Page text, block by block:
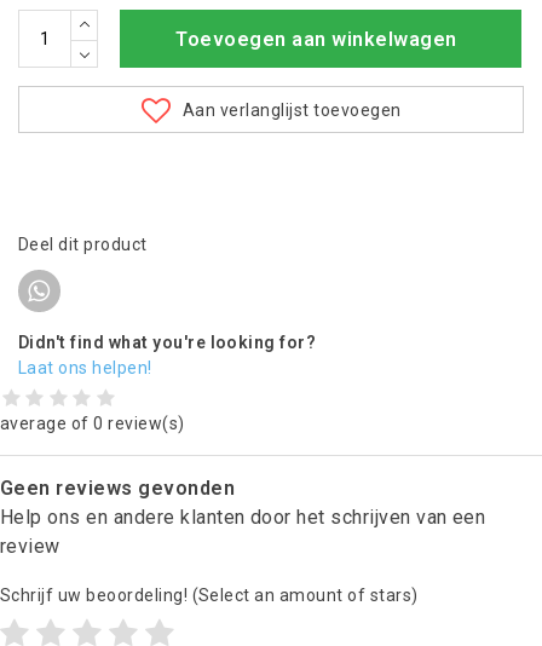
Toevoegen aan winkelwagen
Aan verlanglijst toevoegen
Deel dit product
Didn't find what you're looking for?
Laat ons helpen!
average of 0 review(s)
Geen reviews gevonden
Help ons en andere klanten door het schrijven van een
review
Schrijf uw beoordeling! (Select an amount of stars)